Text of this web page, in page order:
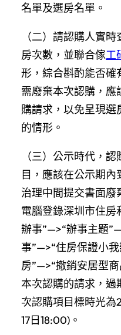
名單及選房名單。
（二）請認購人實
房次數，並聯合傢工
形，綜合斟酌能否確
需廢棄本次認購，
購請求，以免呈現選
的情形。
（三）公示時代，
目，應該在公示期
治理中間提交書面廢
電腦登錄深圳市住
辦事”—>“辦事主題
事”—>“住房保證小
房”—>“撤銷安居型
本次認購的請求，過
次認購項目標時光為
17日18:00)。